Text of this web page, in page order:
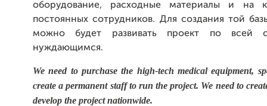
оборудование, расходные материалы и на
постоянных сотрудников. Для создания той
можно будет развивать проект по всей
нуждающимся.
We need to purchase the high-tech medical equipment,
create a permanent staff to run the project. We need to
develop the project nationwide.